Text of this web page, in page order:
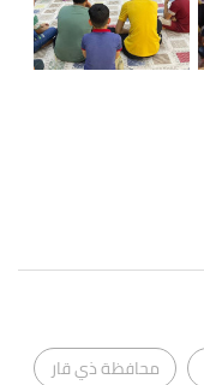
محافظة ذي قار